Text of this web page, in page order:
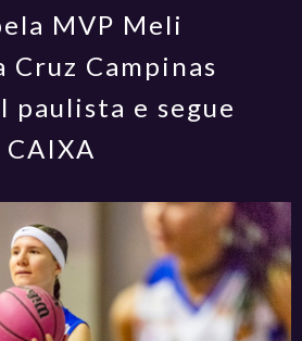
MVP Meli
Campinas
paulista e segue
CAIXA